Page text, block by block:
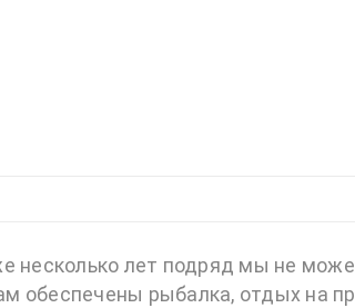
несколько лет подряд мы не
обеспечены рыбалка, отдых на